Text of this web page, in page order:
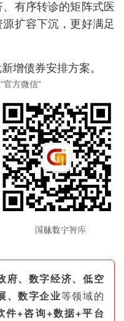
有序转诊的矩阵式医
扩容下沉，更好满足
债券安排方案。
官方微信”
府、数字经济、低空
、数字企业等领域的
件+咨询+数据+平台